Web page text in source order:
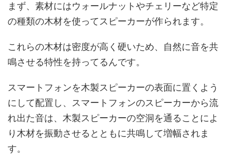
まず、素材にはウォールナットやチェリーなど特定
の種類の木材を使ってスピーカーが作られます。
これらの木材は密度が高く硬いため、自然に音を共
鳴させる特性を持ってるんです。
スマートフォンを木製スピーカーの表面に置くよう
にして配置し、スマートフォンのスピーカーから流
れ出た音は、木製スピーカーの空洞を通ることによ
り木材を振動させるとともに共鳴して増幅されま
す。